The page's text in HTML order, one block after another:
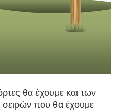
θα έχουμε και των
που θα έχουμε